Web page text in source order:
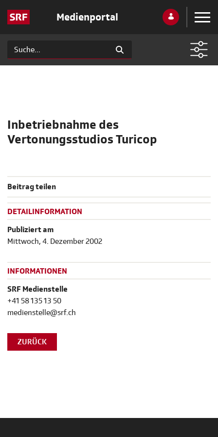
Medienportal
Inbetriebnahme des
Vertonungsstudios Turicop
Beitrag teilen
DETAILINFORMATION
Publiziert am
Mittwoch, 4. Dezember 2002
INFORMATIONEN
SRF Medienstelle
+41 58 135 13 50
medienstelle@srf.ch
ZURÜCK